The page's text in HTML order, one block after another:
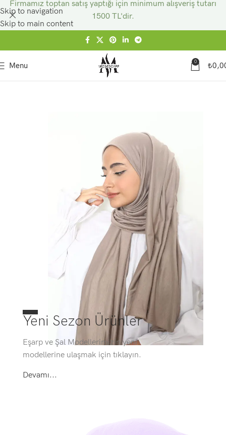
Skip to navigation
Skip to main content
Menu 0 ₺
Yeni Sezon Ürünler
Eşarp ve Şal Modellerimizin yeni
modellerine ulaşmak için tıklayın.
Devamı...
Firmamız toptan satış yaptığı için minimum alışveriş tutarı
1500 TL'dir.